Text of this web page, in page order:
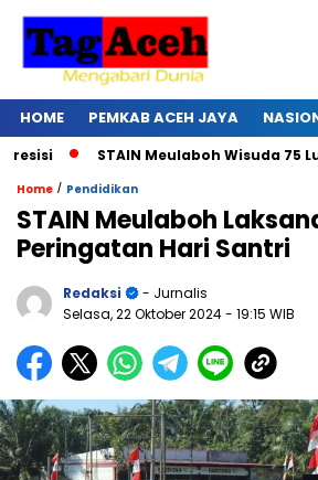
HOME PEMKAB ACEH JAYA
STAIN Meulaboh Wisuda 75
Home / Pendidikan
STAIN Meulaboh
Peringatan Hari Santri
Redaksi
- Jurnalis
Selasa, 22 Oktober 2024- 19:15 WIB